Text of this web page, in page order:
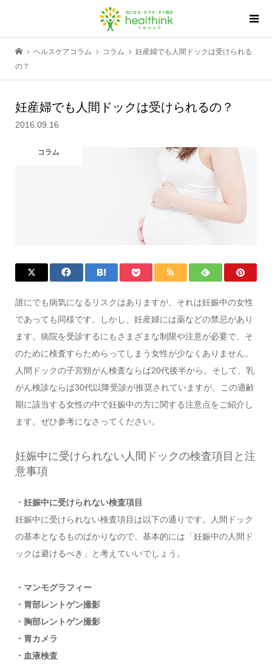
ヘルスケアコラム コラム
妊産婦でも人間ドックは受けられる
の？
妊産婦でも人間ドックは受けられるの？
2016.09.16
コラム
誰にでも病気になるリスクはありますが、それは妊娠中の女性
であっても同様です。しかし、妊産婦には薬などの禁忌があり
ます。病院を受診するにもさまざまな制限や注意が必要で、そ
のために検査すらためらってしまう女性が少なくありません。
人間ドックの子宮頸がん検査ならば20代後半から。そして、乳
がん検診ならば30代以降受診が推奨されていますが、この適齢
期に該当する女性の中で妊娠中の方に関する注意点をご紹介し
ます。ぜひ参考になさってください。
妊娠中に受けられない人間ドックの検査項目と注
意事項
・妊娠中に受けられない検査項目
妊娠中に受けられない検査項目は以下の通りです。人間ドック
の基本となるものばかりなので、基本的には「妊娠中の人間ド
ックは避けるべき」と考えていいでしょう。
・マンモグラフィー
・胃部レントゲン撮影
・胸部レントゲン撮影
・胃カメラ
・血液検査